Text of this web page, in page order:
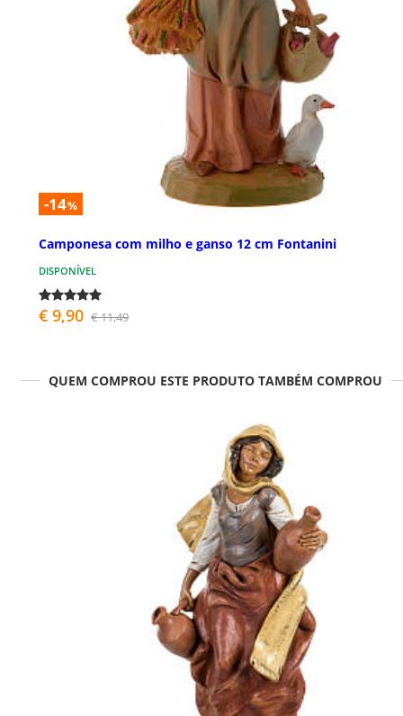
-14%
Camponesa com milho e ganso 12 cm Fontanini
DISPONÍVEL
€ 9,90 € 11,49
QUEM COMPROU ESTE PRODUTO TAMBÉM COMPROU